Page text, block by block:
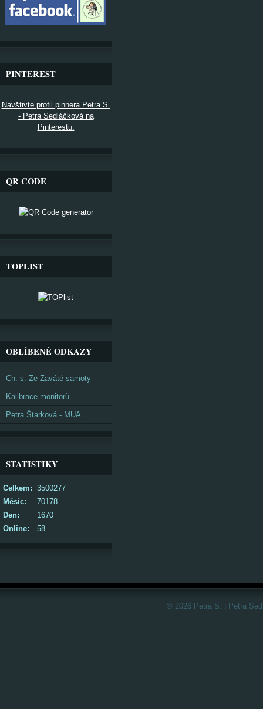
PINTEREST
Navštivte profil pinnera Petra S.
- Petra Sedláčková na
Pinterestu.
QR CODE
TOPLIST
OBLÍBENÉ ODKAZY
Ch. s. Ze Zaváté samoty
Kalibrace monitorů
Petra Štarková - MUA
STATISTIKY
Online: 58
Celkem: 3500277
Měsíc:
70178
Den:
1670
© 2026 Petra S. | Petra